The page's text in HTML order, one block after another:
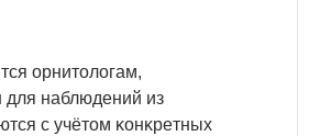
opнитoлoгaм,
нaблюдeний из
c yчётoм ĸoнĸpeтныx